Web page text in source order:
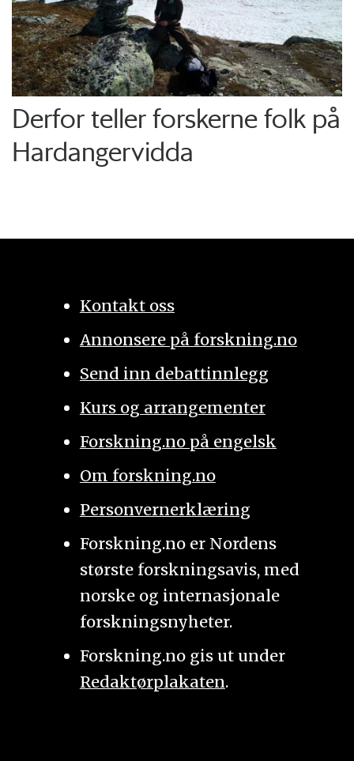
Derfor teller forskerne folk på
Hardangervidda
Kontakt oss
Annonsere på forskning.no
Send inn debattinnlegg
Kurs og arrangementer
Forskning.no på engelsk
Om forskning.no
Personvernerklæring
Forskning.no er Nordens
største forskningsavis, med
norske og internasjonale
forskningsnyheter.
Forskning.no gis ut under
Redaktørplakaten.